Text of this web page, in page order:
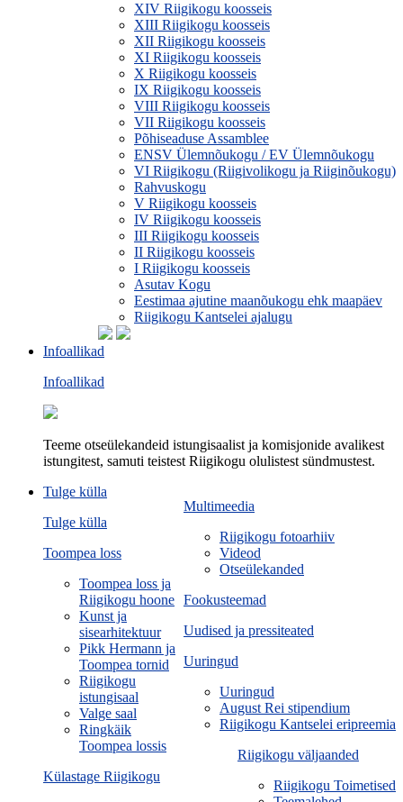
XIV Riigikogu koosseis
XIII Riigikogu koosseis
XII Riigikogu koosseis
XI Riigikogu koosseis
X Riigikogu koosseis
IX Riigikogu koosseis
VIII Riigikogu koosseis
VII Riigikogu koosseis
Põhiseaduse Assamblee
ENSV Ülemnõukogu / EV Ülemnõukogu
VI Riigikogu (Riigivolikogu ja Riiginõukogu)
Rahvuskogu
V Riigikogu koosseis
IV Riigikogu koosseis
III Riigikogu koosseis
II Riigikogu koosseis
I Riigikogu koosseis
Asutav Kogu
Eestimaa ajutine maanõukogu ehk maapäev
Riigikogu Kantselei ajalugu
Infoallikad
Infoallikad
Teeme otseülekandeid istungisaalist ja komisjonide avalikest
istungitest, samuti teistest Riigikogu olulistest sündmustest.
Multimeedia
Riigikogu fotoarhiiv
Videod
Otseülekanded
Fookusteemad
Uudised ja pressiteated
Uuringud
Uuringud
August Rei stipendium
Riigikogu Kantselei eripreemia
Riigikogu väljaanded
Riigikogu Toimetised
Tulge külla
Tulge külla
Toompea loss
Toompea loss ja
Riigikogu hoone
Kunst ja
sisearhitektuur
Pikk Hermann ja
Toompea tornid
Riigikogu
istungisaal
Valge saal
Ringkäik
Toompea lossis
Külastage Riigikogu